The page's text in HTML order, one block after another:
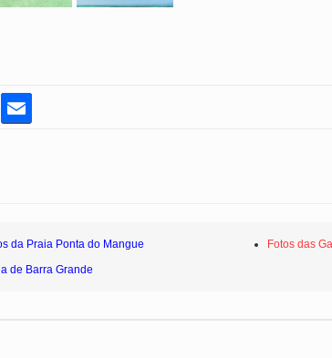
da Praia Ponta do Mangue
Fotos das
de Barra Grande